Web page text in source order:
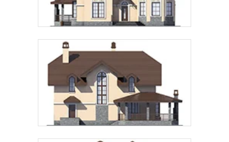
Предпочтительный способ связи:
Telegram MAX
согласие на обработку персональных данных
подтверждаю, что ознакомлен(а) сполитикой
обработки персональных данных
Рассчитать стоимость